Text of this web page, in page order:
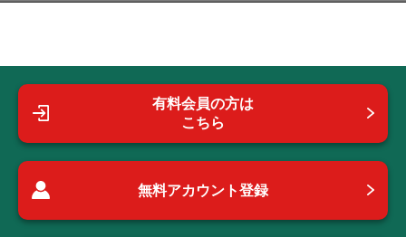
有料会員の方は
こちら
無料アカウント登録